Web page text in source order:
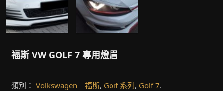
福斯 VW GOLF 7 專用燈眉
類別： Volkswagen｜福斯, Goif 系列, Golf 7.